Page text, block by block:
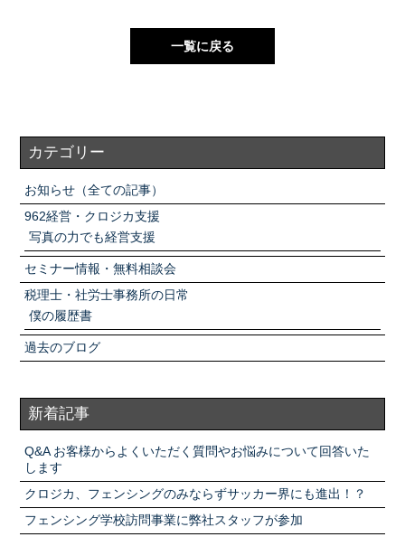
一覧に戻る
カテゴリー
お知らせ（全ての記事）
962経営・クロジカ支援
写真の力でも経営支援
セミナー情報・無料相談会
税理士・社労士事務所の日常
僕の履歴書
過去のブログ
新着記事
Q&A お客様からよくいただく質問やお悩みについて回答いた
します
クロジカ、フェンシングのみならずサッカー界にも進出！？
フェンシング学校訪問事業に弊社スタッフが参加